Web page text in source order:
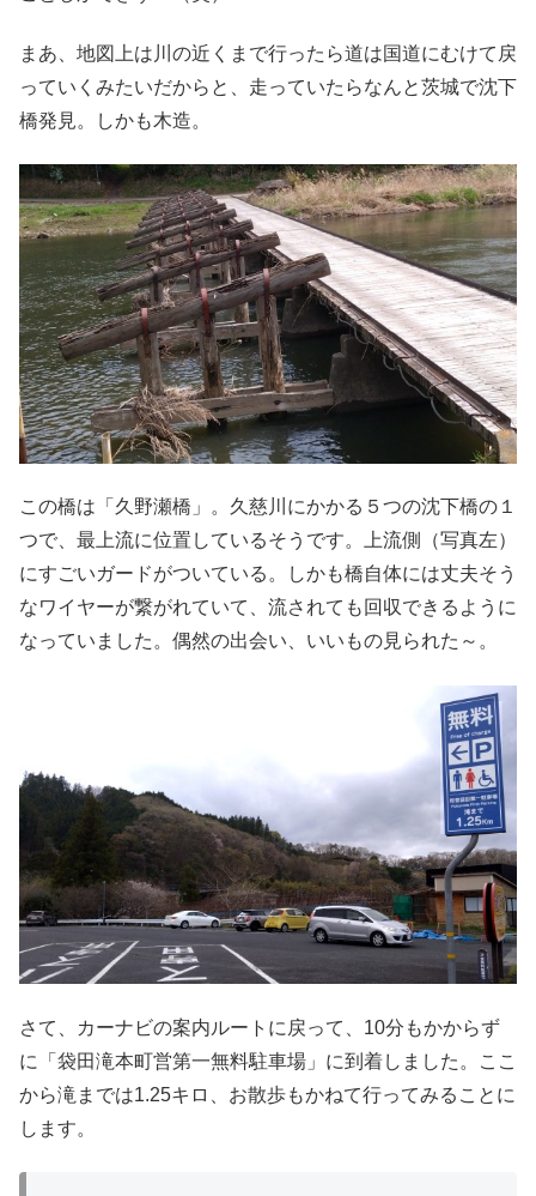
まあ、地図上は川の近くまで行ったら道は国道にむけて戻
っていくみたいだからと、走っていたらなんと茨城で沈下
橋発見。しかも木造。
この橋は「久野瀬橋」。久慈川にかかる５つの沈下橋の１
つで、最上流に位置しているそうです。上流側（写真左）
にすごいガードがついている。しかも橋自体には丈夫そう
なワイヤーが繋がれていて、流されても回収できるように
なっていました。偶然の出会い、いいもの見られた～。
さて、カーナビの案内ルートに戻って、10分もかからず
に「袋田滝本町営第一無料駐車場」に到着しました。ここ
から滝までは1.25キロ、お散歩もかねて行ってみることに
します。